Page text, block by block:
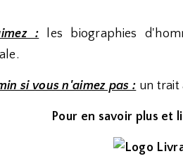
: les biographies
si vous n'aimez pas : un trait
Pour en savoir plus et